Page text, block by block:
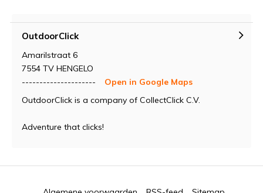
OutdoorClick
Amarilstraat 6
7554 TV HENGELO
---------------------
Open in Google Maps
OutdoorClick is a company of CollectClick C.V.
Adventure that clicks!